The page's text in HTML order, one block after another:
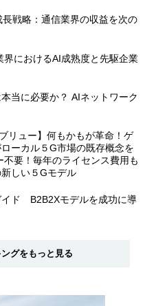
戦略：通信業界の収益を次の
界におけるAI成熟度と先駆企業
当に必要か？ AIネットワーク
リュー】何もかもが革命！ゲ
ーカル５G市場の既存概念を
要！毎年のライセンス費用も
しい５Gモデル
ド B2B2Xモデルを成功に導
グをもっと見る